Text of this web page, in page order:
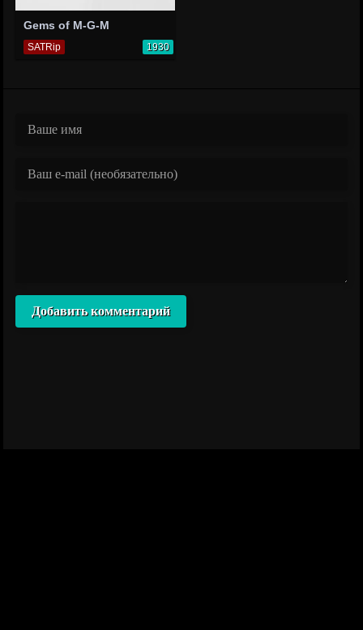
Gems of M-G-M
SATRip 1930
Добавить комментарий